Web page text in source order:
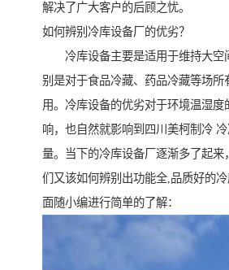
解决了广大客户的后顾之忧。
如何辨别冷库设备厂的优劣？
冷库设备主要是适用于维持大空
别是对于食品冷藏、药品冷藏等场所
用。冷库设备的优劣对于环境温湿度
响，也自然就影响到四川美柯制冷
量。当下的冷库设备厂逐渐多了起来
们又该如何辨别出功能全,品质好的
面随小编进行简单的了解：